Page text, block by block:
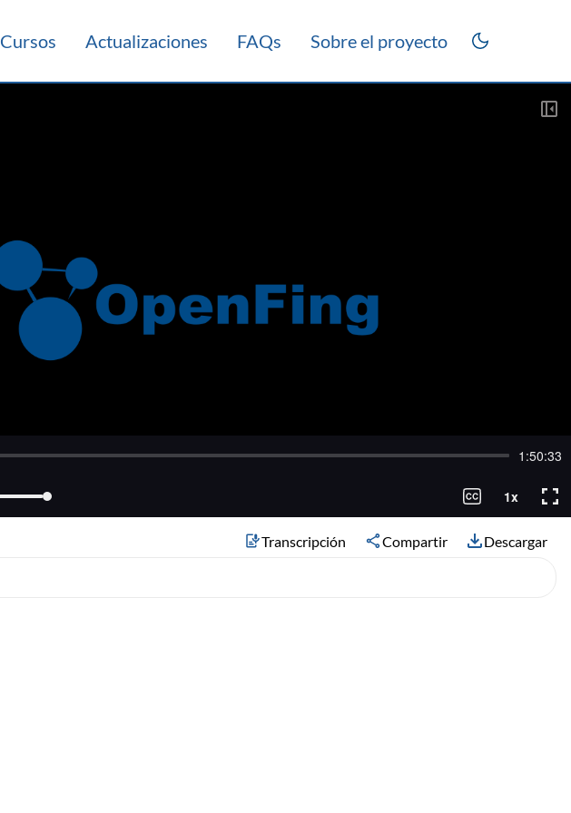
Cursos Actualizaciones FAQs Sobre el proyecto
Transcripción Compartir Descargar